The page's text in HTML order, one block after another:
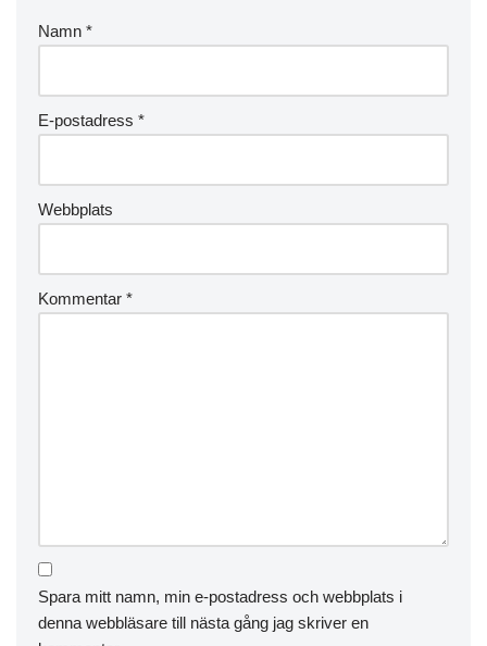
Namn *
E-postadress *
Webbplats
Kommentar *
Spara mitt namn, min e-postadress och webbplats i
denna webbläsare till nästa gång jag skriver en